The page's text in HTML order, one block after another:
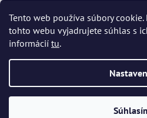
Tento web používa súbory
tohto webu vyjadrujete súhlas s
informácií tu.
Facebook
Vytvoril